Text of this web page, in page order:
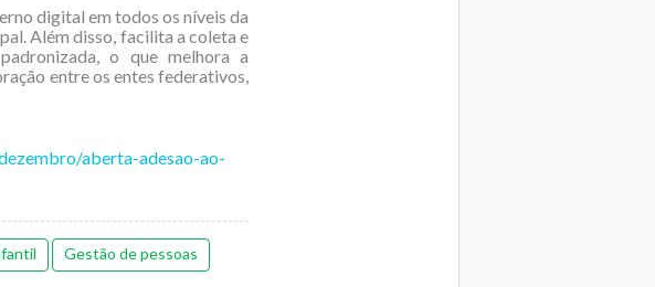
digital em todos os níveis da
Além disso, facilita a coleta e
o que melhora a
entre os entes federativos,
aberta-adesao-ao-
Gestão de pessoas